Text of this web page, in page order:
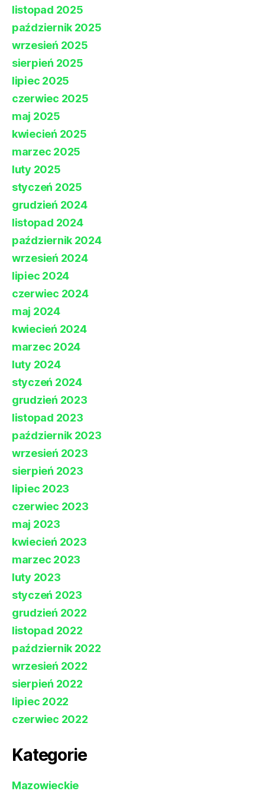
listopad 2025
październik 2025
wrzesień 2025
sierpień 2025
lipiec 2025
czerwiec 2025
maj 2025
kwiecień 2025
marzec 2025
luty 2025
styczeń 2025
grudzień 2024
listopad 2024
październik 2024
wrzesień 2024
lipiec 2024
czerwiec 2024
maj 2024
kwiecień 2024
marzec 2024
luty 2024
styczeń 2024
grudzień 2023
listopad 2023
październik 2023
wrzesień 2023
sierpień 2023
lipiec 2023
czerwiec 2023
maj 2023
kwiecień 2023
marzec 2023
luty 2023
styczeń 2023
grudzień 2022
listopad 2022
październik 2022
wrzesień 2022
sierpień 2022
lipiec 2022
czerwiec 2022
Kategorie
Mazowieckie